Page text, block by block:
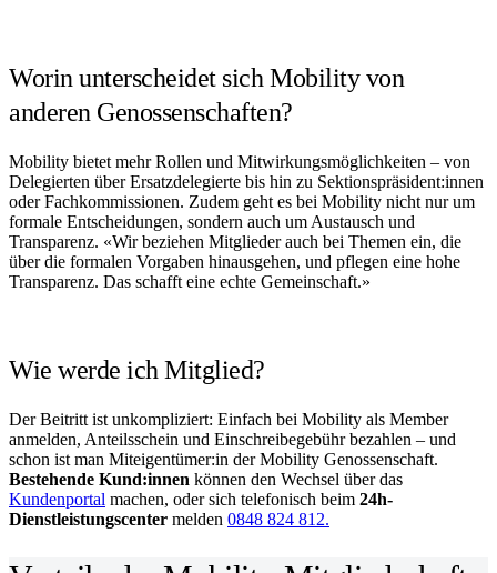
Worin unterscheidet sich Mobility von
anderen Genossenschaften?
Mobility bietet mehr Rollen und Mitwirkungsmöglichkeiten – von
Delegierten über Ersatzdelegierte bis hin zu Sektionspräsident:innen
oder Fachkommissionen. Zudem geht es bei Mobility nicht nur um
formale Entscheidungen, sondern auch um Austausch und
Transparenz. «Wir beziehen Mitglieder auch bei Themen ein, die
über die formalen Vorgaben hinausgehen, und pflegen eine hohe
Transparenz. Das schafft eine echte Gemeinschaft.»
Wie werde ich Mitglied?
Der Beitritt ist unkompliziert: Einfach bei Mobility als Member
anmelden, Anteilsschein und Einschreibegebühr bezahlen – und
schon ist man Miteigentümer:in der Mobility Genossenschaft.
Bestehende Kund:innen können den Wechsel über das
Kundenportal machen, oder sich telefonisch beim 24h-
Dienstleistungscenter melden 0848 824 812.